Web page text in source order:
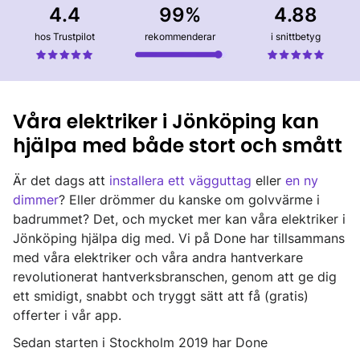
4.4
hos Trustpilot
99%
rekommenderar
4.88
i snittbetyg
Våra elektriker i Jönköping kan
hjälpa med både stort och smått
Är det dags att installera ett vägguttag eller en ny
dimmer? Eller drömmer du kanske om golvvärme i
badrummet? Det, och mycket mer kan våra elektriker i
Jönköping hjälpa dig med. Vi på Done har tillsammans
med våra elektriker och våra andra hantverkare
revolutionerat hantverksbranschen, genom att ge dig
ett smidigt, snabbt och tryggt sätt att få (gratis)
offerter i vår app.
Sedan starten i Stockholm 2019 har Done